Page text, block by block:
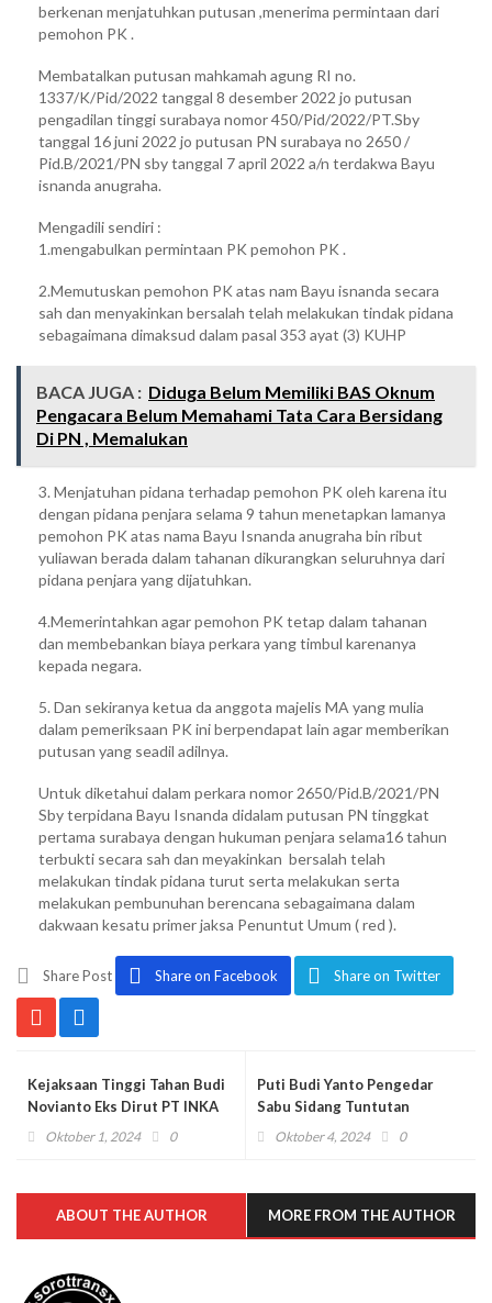
berkenan menjatuhkan putusan ,menerima permintaan dari
pemohon PK .
Membatalkan putusan mahkamah agung RI no.
1337/K/Pid/2022 tanggal 8 desember 2022 jo putusan
pengadilan tinggi surabaya nomor 450/Pid/2022/PT.Sby
tanggal 16 juni 2022 jo putusan PN surabaya no 2650 /
Pid.B/2021/PN sby tanggal 7 april 2022 a/n terdakwa Bayu
isnanda anugraha.
Mengadili sendiri :
1.mengabulkan permintaan PK pemohon PK .
2.Memutuskan pemohon PK atas nam Bayu isnanda secara
sah dan menyakinkan bersalah telah melakukan tindak pidana
sebagaimana dimaksud dalam pasal 353 ayat (3) KUHP
BACA JUGA : Diduga Belum Memiliki BAS Oknum
Pengacara Belum Memahami Tata Cara Bersidang
Di PN , Memalukan
3. Menjatuhan pidana terhadap pemohon PK oleh karena itu
dengan pidana penjara selama 9 tahun menetapkan lamanya
pemohon PK atas nama Bayu Isnanda anugraha bin ribut
yuliawan berada dalam tahanan dikurangkan seluruhnya dari
pidana penjara yang dijatuhkan.
4.Memerintahkan agar pemohon PK tetap dalam tahanan
dan membebankan biaya perkara yang timbul karenanya
kepada negara.
5. Dan sekiranya ketua da anggota majelis MA yang mulia
dalam pemeriksaan PK ini berpendapat lain agar memberikan
putusan yang seadil adilnya.
Untuk diketahui dalam perkara nomor 2650/Pid.B/2021/PN
Sby terpidana Bayu Isnanda didalam putusan PN tinggkat
pertama surabaya dengan hukuman penjara selama16 tahun
terbukti secara sah dan meyakinkan bersalah telah
melakukan tindak pidana turut serta melakukan serta
melakukan pembunuhan berencana sebagaimana dalam
dakwaan kesatu primer jaksa Penuntut Umum ( red ).
Share Post Share on Facebook Share on Twitter
Kejaksaan Tinggi Tahan Budi
Novianto Eks Dirut PT INKA
Terkait Dugaan Korupsi
Oktober 1, 2024 0
Puti Budi Yanto Pengedar
Sabu Sidang Tuntutan
Ditunda Dua Kali Hakim
Suparno langsung Bacakan
Oktober 4, 2024 0
ABOUT THE AUTHOR MORE FROM THE AUTHOR